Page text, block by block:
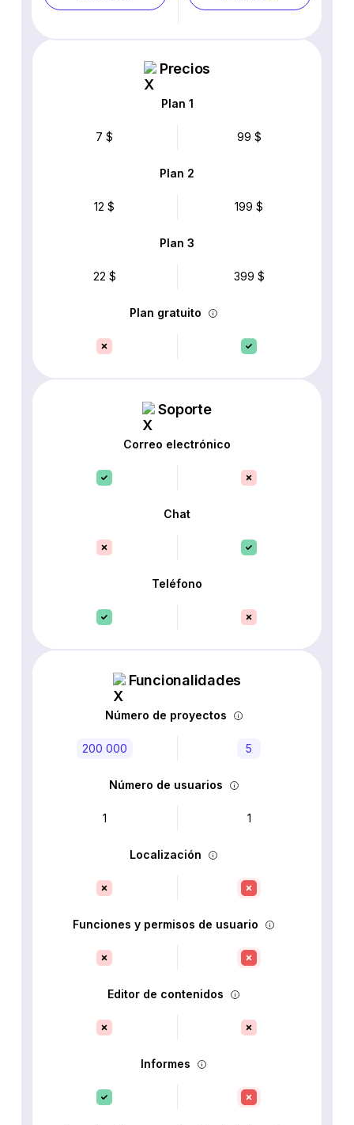
Precios
Plan 1
7 $ 99 $
Plan 2
12 $ 199 $
Plan 3
22 $ 399 $
Plan gratuito
Soporte
Correo electrónico
Chat
Teléfono
Funcionalidades
Número de proyectos
200 000 5
Número de usuarios
1 1
Localización
Funciones y permisos de usuario
Editor de contenidos
Informes